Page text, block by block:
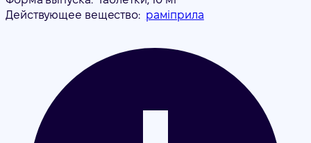
Действующее вещество: раміприла